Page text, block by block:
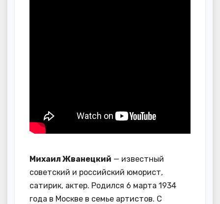
Михаил Жванецкий — известный
советский и российский юморист,
сатирик, актер. Родился 6 марта 1934
года в Москве в семье артистов. С